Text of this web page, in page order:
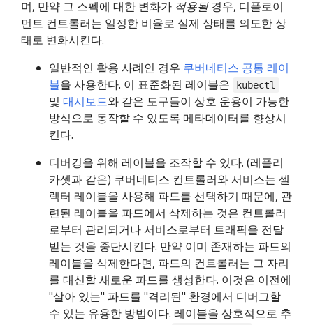
며, 만약 그 스펙에 대한 변화가 적용될경우, 디플로이
먼트 컨트롤러는 일정한 비율로 실제 상태를 의도한 상
태로 변화시킨다.
일반적인 활용 사례인 경우 쿠버네티스 공통 레이
블을 사용한다. 이 표준화된 레이블은 kubectl
및 대시보드와 같은 도구들이 상호 운용이 가능한
방식으로 동작할 수 있도록 메타데이터를 향상시
킨다.
디버깅을 위해 레이블을 조작할 수 있다. (레플리
카셋과 같은) 쿠버네티스 컨트롤러와 서비스는 셀
렉터 레이블을 사용해 파드를 선택하기 때문에, 관
련된 레이블을 파드에서 삭제하는 것은 컨트롤러
로부터 관리되거나 서비스로부터 트래픽을 전달
받는 것을 중단시킨다. 만약 이미 존재하는 파드의
레이블을 삭제한다면, 파드의 컨트롤러는 그 자리
를 대신할 새로운 파드를 생성한다. 이것은 이전에
"살아 있는" 파드를 "격리된" 환경에서 디버그할
수 있는 유용한 방법이다. 레이블을 상호적으로 추